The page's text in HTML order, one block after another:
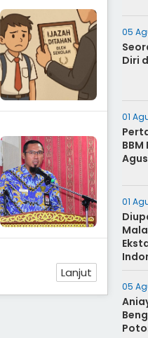
Lanjut
05
Diri
01
01
05